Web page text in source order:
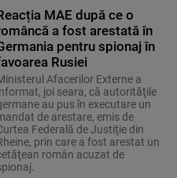
MAE după ce o
a fost arestată în
pentru spionaj în
Rusiei
Afacerilor Externe a
joi seara, că autorităţile
au pus în executare un
de arestare, emis de
Federală de Justiţie din
prin care a fost arestat un
român acuzat de